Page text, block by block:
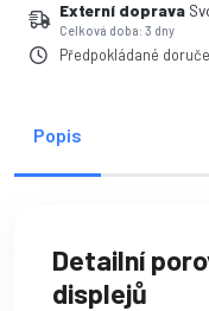
Externí doprava
Celková doba: 3 dny
Předpokládané
Popis
Detailní
displejů